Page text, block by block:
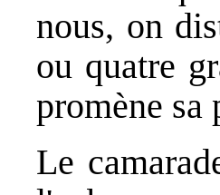
nous, on
ou quatre
promène sa
Le